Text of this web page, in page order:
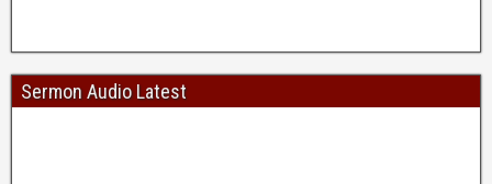
Sermon Audio Latest